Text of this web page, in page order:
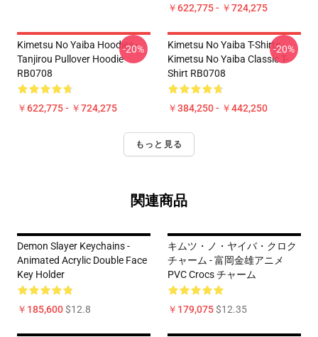
￥622,775 - ￥724,275
Kimetsu No Yaiba Hoodies -
Tanjirou Pullover Hoodie
RB0708
￥622,775 - ￥724,275
-20%
Kimetsu No Yaiba T-Shirts -
Kimetsu No Yaiba Classic T-
Shirt RB0708
￥384,250 - ￥442,250
-20%
もっと見る
関連商品
Demon Slayer Keychains -
Animated Acrylic Double Face
Key Holder
￥185,600$12.8
キムツ・ノ・ヤイバ・クロク
チャーム - 富岡金雄アニメ
PVC Crocs チャーム
￥179,075$12.35